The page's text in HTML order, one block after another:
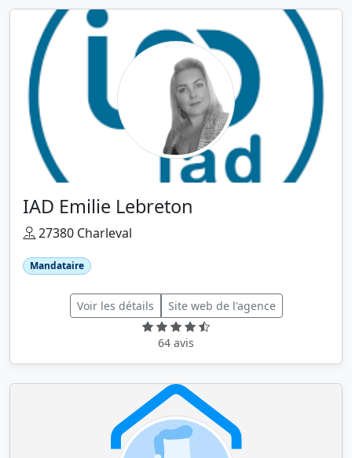
IAD Emilie Lebreton
27380 Charleval
Mandataire
Voir les détails Site web de l'agence
64 avis